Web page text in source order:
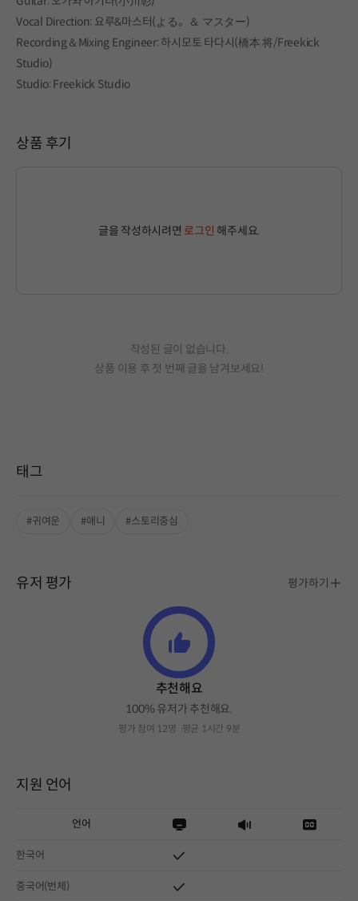
Vocal Direction: 요루&마스터(よる。＆ マスター)
Recording＆Mixing Engineer: 하시모토 타다시(橋本 将/Freekick
Studio)
Studio: Freekick Studio
상품 후기
글을 작성하시려면 로그인 해주세요.
작성된 글이 없습니다.
상품 이용 후 첫 번째 글을 남겨보세요!
태그
#귀여운 #애니 #스토리중심
유저 평가 평가하기
추천해요
100% 유저가 추천해요.
평가 참여 12명 평균 1시간 9분
지원 언어
언어
한국어
중국어(번체)